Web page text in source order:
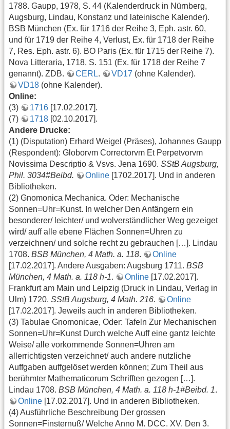
1788. Gaupp, 1978, S. 44 (Kalenderdruck in Nürnberg,
Augsburg, Lindau, Konstanz und lateinische Kalender).
BSB München (Ex. für 1716 der Reihe 3, Eph. astr. 60,
und für 1719 der Reihe 4, Verlust, Ex. für 1718 der Reihe
7, Res. Eph. astr. 6). BO Paris (Ex. für 1715 der Reihe 7).
Nova Litteraria, 1718, S. 151 (Ex. für 1718 der Reihe 7
genannt). ZDB.
CERL. VD17 (ohne Kalender).
VD18 (ohne Kalender).
Online:
(3)
1716 [17.02.2017].
(7)
1718 [02.10.2017].
Andere Drucke:
(1) (Disputation) Erhard Weigel (Präses), Johannes Gaupp
(Respondent): Globorvm Correctorvm Et Perpetvorvm
Novissima Descriptio & Vsvs. Jena 1690. SStB Augsburg,
Phil. 3034#Beibd.
Online [1702.2017]. Und in anderen
Bibliotheken.
(2) Gnomonica Mechanica. Oder: Mechanische
Sonnen=Uhr=Kunst. In welcher Den Anfängern ein
besonderer/ leichter/ und wolverständlicher Weg gezeiget
wird/ auff alle ebene Flächen Sonnen=Uhren zu
verzeichnen/ und solche recht zu gebrauchen […]. Lindau
1708. BSB München, 4 Math. a. 118.
Online
[17.02.2017]. Andere Ausgaben: Augsburg 1711. BSB
München, 4 Math. a. 118 h-1. Online [17.02.2017].
Frankfurt am Main und Leipzig (Druck in Lindau, Verlag in
Ulm) 1720. SStB Augsburg, 4 Math. 216.
Online
[17.02.2017]. Jeweils auch in anderen Bibliotheken.
(3) Tabulae Gnomonicae, Oder: Tafeln Zur Mechanischen
Sonnen=Uhr=Kunst Durch welche Auff eine gantz leichte
Weise/ alle vorkommende Sonnen=Uhren am
allerrichtigsten verzeichnet/ auch andere nutzliche
Auffgaben auffgelöset werden können; Zum Theil aus
berühmter Mathematicorum Schrifften gezogen […].
Lindau 1708. BSB München, 4 Math. a. 118 h-1#Beibd. 1.
Online [17.02.2017]. Und in anderen Bibliotheken.
(4) Ausführliche Beschreibung Der grossen
Sonnen=Finsternuß/ Welche Anno M. DCC. XV. Den 3.